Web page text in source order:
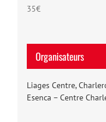
35€
Organisateurs
Liages Centre,
Esenca – Centre